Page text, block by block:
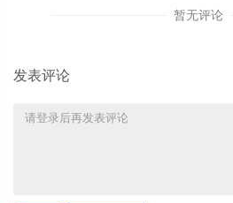
暂无评论
发表评论